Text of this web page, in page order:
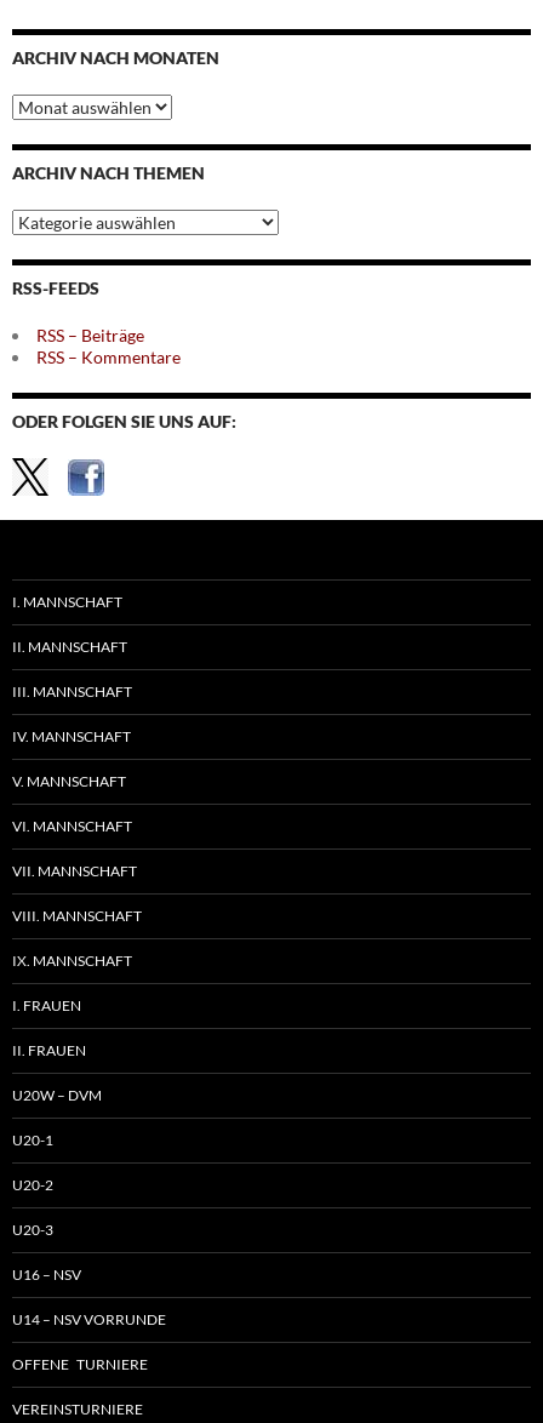
ARCHIV NACH MONATEN
Archiv
nach
Monaten
ARCHIV NACH THEMEN
Archiv
nach
Themen
RSS-FEEDS
RSS – Beiträge
RSS – Kommentare
ODER FOLGEN SIE UNS AUF:
I. MANNSCHAFT
II. MANNSCHAFT
III. MANNSCHAFT
IV. MANNSCHAFT
V. MANNSCHAFT
VI. MANNSCHAFT
VII. MANNSCHAFT
VIII. MANNSCHAFT
IX. MANNSCHAFT
I. FRAUEN
II. FRAUEN
U20W – DVM
U20-1
U20-2
U20-3
U16 – NSV
U14 – NSV VORRUNDE
OFFENE TURNIERE
VEREINSTURNIERE